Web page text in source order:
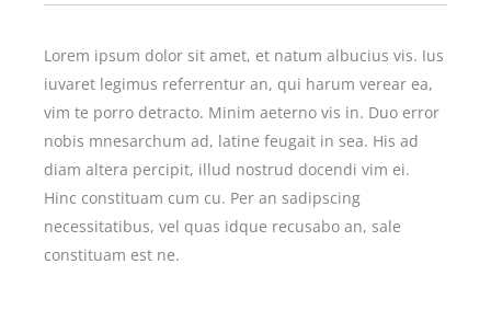
Lorem ipsum dolor sit amet, et natum albucius vis. Ius
iuvaret legimus referrentur an, qui harum verear ea,
vim te porro detracto. Minim aeterno vis in. Duo error
nobis mnesarchum ad, latine feugait in sea. His ad
diam altera percipit, illud nostrud docendi vim ei.
Hinc constituam cum cu. Per an sadipscing
necessitatibus, vel quas idque recusabo an, sale
constituam est ne.